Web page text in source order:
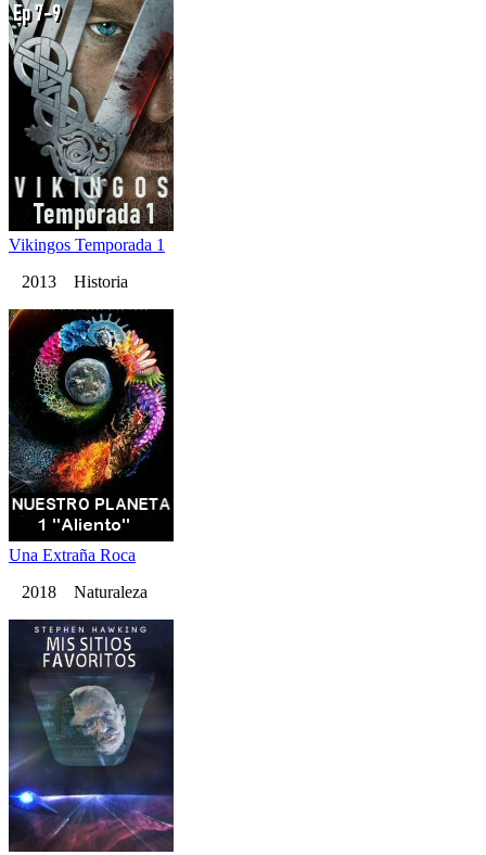
Vikingos Temporada 1
2013 Historia
Una Extraña Roca
2018 Naturaleza